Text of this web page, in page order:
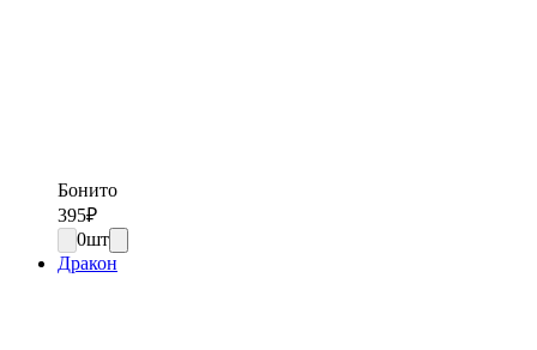
Бонито
395₽
0шт
Дракон